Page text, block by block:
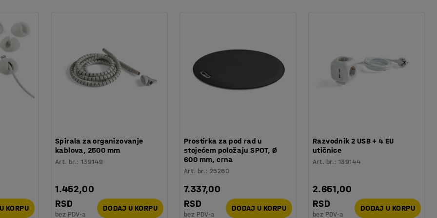
KORPU
Spirala za organizovanje
kablova, 2500 mm
Art. br.:139149
1.452,00
RSD
bez PDV-a
DODAJ U KORPU
Prostirka za pod rad u
stojećem položaju SPOT, Ø
600 mm, crna
Art. br.: 25260
7.337,00
RSD
bez PDV-a
DODAJ U KORPU
Razvodnik 2 USB + 4 EU
utičnice
Art. br.:139144
2.651,00
RSD
bez PDV-a
DODAJ U KORPU